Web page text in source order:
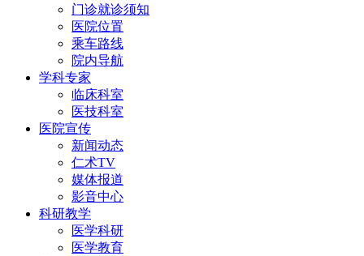
门诊就诊须知
医院位置
乘车路线
院内导航
学科专家
临床科室
医技科室
医院宣传
新闻动态
仁术TV
媒体报道
影音中心
科研教学
医学科研
医学教育